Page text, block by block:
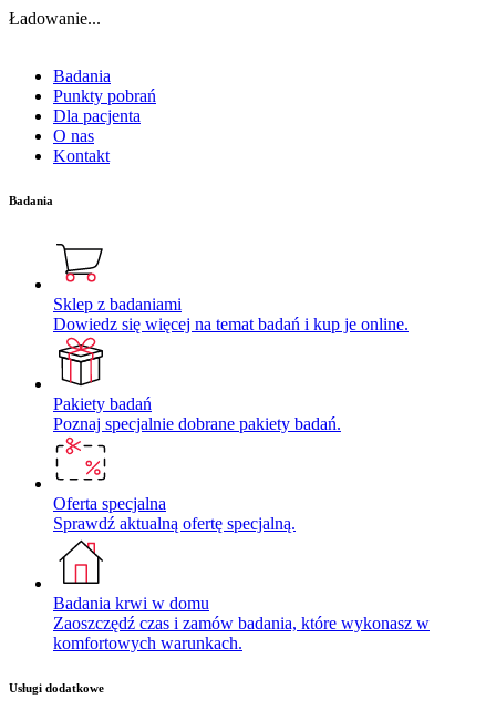
Ładowanie...
Badania
Punkty pobrań
Dla pacjenta
O nas
Kontakt
Badania
Sklep z badaniami
Dowiedz się więcej na temat badań i kup je online.
Pakiety badań
Poznaj specjalnie dobrane pakiety badań.
Oferta specjalna
Sprawdź aktualną ofertę specjalną.
Badania krwi w domu
Zaoszczędź czas i zamów badania, które wykonasz w
komfortowych warunkach.
Usługi dodatkowe